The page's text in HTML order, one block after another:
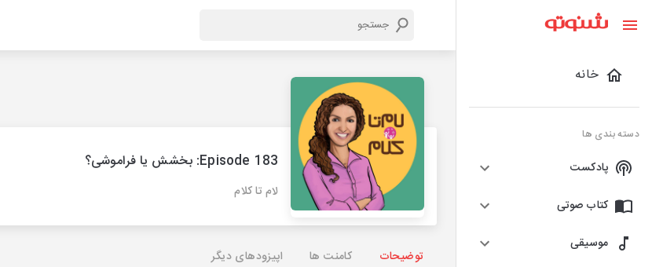
خانه
دسته بندی ها
پادکست
کتاب صوتی
موسیقی
Episode 183: بخشش یا فراموشی؟
لام تا کلام
توضیحات کامنت ها اپیزودهای دیگر